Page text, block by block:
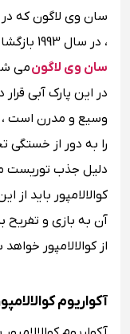
سان وی لاگون که
، در سال 1993 بازگشایی شد ، تقریبا همه به نام
سان وی لاگونمی
در این پارک آبی
وسیع و مدرن است ،
را به دور از خستگی
دلیل جذب توریست
کوالالامپور باید از
آن به بازی و تفریح
از کوالالامپور
آکواریوم